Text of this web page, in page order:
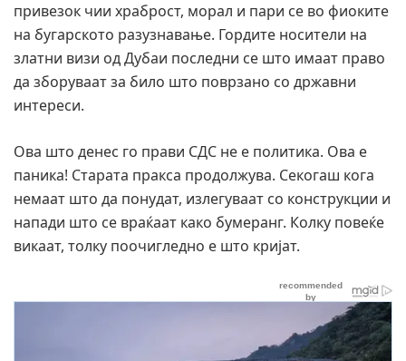
привезок чии храброст, морал и пари се во фиоките
на бугарското разузнавање. Гордите носители на
златни визи од Дубаи последни се што имаат право
да зборуваат за било што поврзано со државни
интереси.
Ова што денес го прави СДС не е политика. Ова е
паника! Старата пракса продолжува. Секогаш кога
немаат што да понудат, излегуваат со конструкции и
напади што се враќаат како бумеранг. Колку повеќе
викаат, толку поочигледно е што кријат.